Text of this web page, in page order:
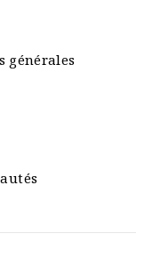
générales